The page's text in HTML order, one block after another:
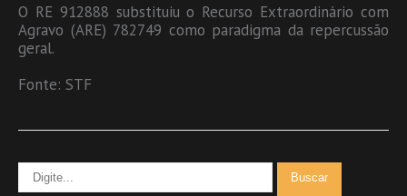
O RE 912888 substituiu o Recurso Extraordinário com
Agravo (ARE) 782749 como paradigma da repercussão
geral.
Fonte: STF